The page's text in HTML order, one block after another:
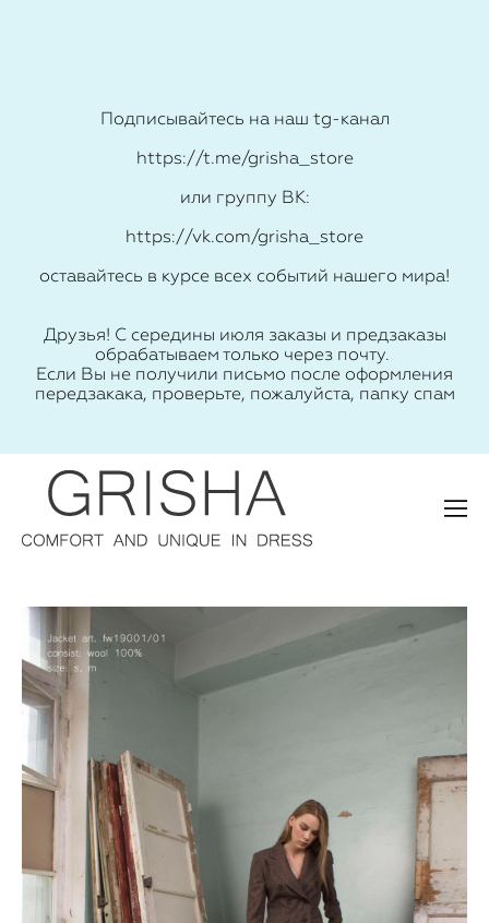
Подписывайтесь на наш tg-канал
https://t.me/grisha_store
или группу ВК:
https://vk.com/grisha_store
оставайтесь в курсе всех событий нашего мира!
Друзья! С середины июля заказы и предзаказы
обрабатываем только через почту.
Если Вы не получили письмо после оформления
передзакака, проверьте, пожалуйста, папку спам